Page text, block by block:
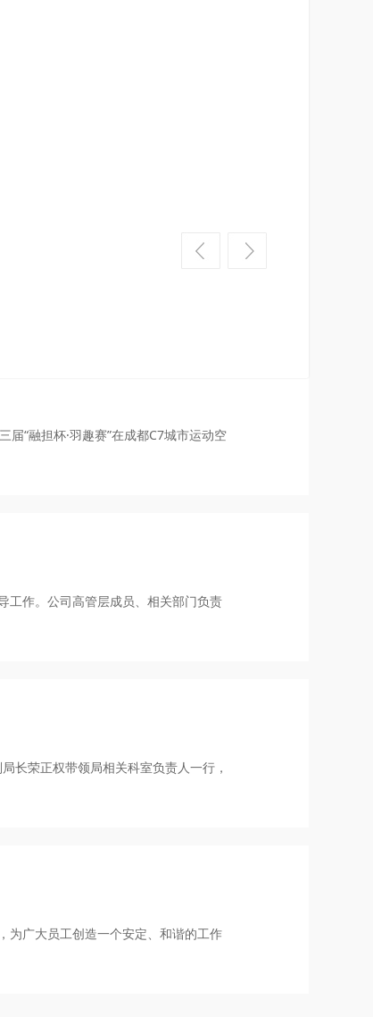
“融担杯·羽趣赛”在成都C7城市运动空
工作。公司高管层成员、相关部门负责
长荣正权带领局相关科室负责人一行，
为广大员工创造一个安定、和谐的工作